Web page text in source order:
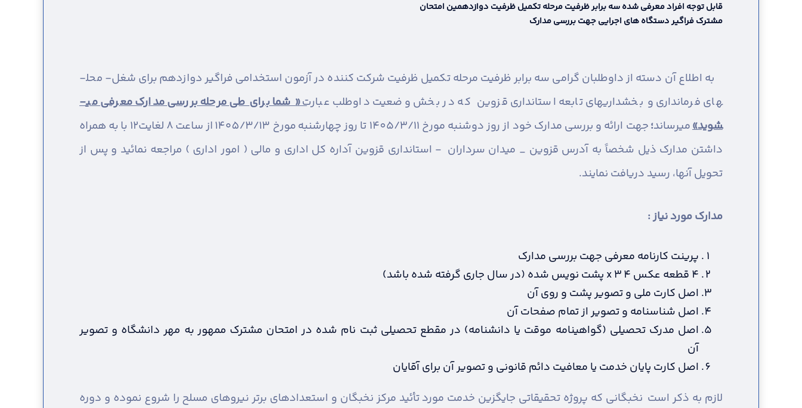
قابل توجه افراد معرفی شده سه برابر ظرفیت مرحله تکمیل ظرفیت دوازدهمین امتحان
مشترک فراگیر دستگاه های اجرایی جهت بررسی مدارک
به اطلاع آن دسته از داوطلبان گرامی سه برابر ظرفیت مرحله تکمیل ظرفیت شرکت کننده در آزمون استخدامی فراگیر دوازدهم برای شغل- محل­
های فرمانداری و بخشداریهای تابعه استانداری قزوین که در بخش وضعیت داوطلب عبارت« شما برای طی مرحله بررسی مدارک معرفی می­
شوید»می­رساند؛
جهت ارائه و بررسی مدارک خود از روز دوشنبه مورخ 1405/3/11 تا روز چهارشنبه مورخ 1405/3/13 از ساعت 8 لغایت12 با به همراه
داشتن مدارک ذیل شخصاً به آدرس قزوین _ میدان سرداران - استانداری قزوین آداره کل اداری و مالی ( امور اداری ) مراجعه نمائید و پس از
تحویل آنها، رسید دریافت نمایند.
مدارک مورد نیاز :
پرینت کارنامه معرفی جهت بررسی مدارک
4 قطعه عکس 4 x 3 پشت نویس شده (در سال جاری گرفته شده باشد)
اصل کارت ملی و تصویر پشت و روی آن
اصل شناسنامه و تصویر از تمام صفحات آن
اصل مدرک تحصیلی (گواهینامه موقت یا دانشنامه) در مقطع تحصیلی ثبت نام شده در امتحان مشترک ممهور به مهر دانشگاه و تصویر
آن
اصل کارت پایان خدمت یا معافیت دائم قانونی و تصویر آن برای آقایان
لازم به ذکر است نخبگانی که پروژه تحقیقاتی جایگزین خدمت مورد تأئید مرکز نخبگان و استعدادهای برتر نیروهای مسلح را شروع نموده و دوره